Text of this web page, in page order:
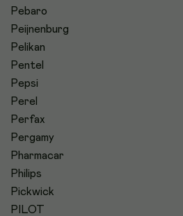
Pebaro
Peijnenburg
Pelikan
Pentel
Pepsi
Perel
Perfax
Pergamy
Pharmacar
Philips
Pickwick
PILOT